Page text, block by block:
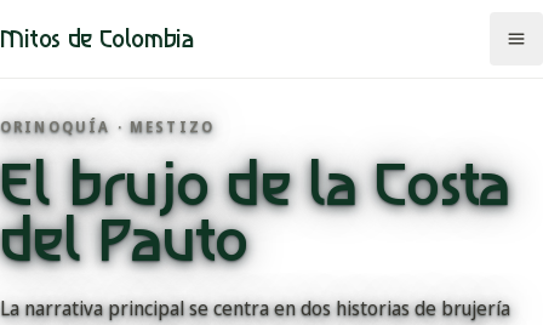
Mitos de Colombia
Mitos
Regiones
Comunidades
ORINOQUÍA · MESTIZO
El brujo de la Costa
del Pauto
La narrativa principal se centra en dos historias de brujería